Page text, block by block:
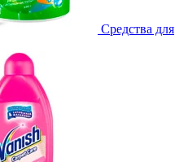
Средства для